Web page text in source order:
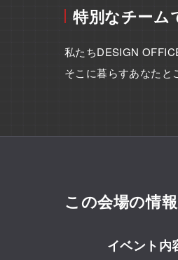
特別なチーム
私たちDESIGN
そこに暮らすあなたと
この会場の情報
イベント内